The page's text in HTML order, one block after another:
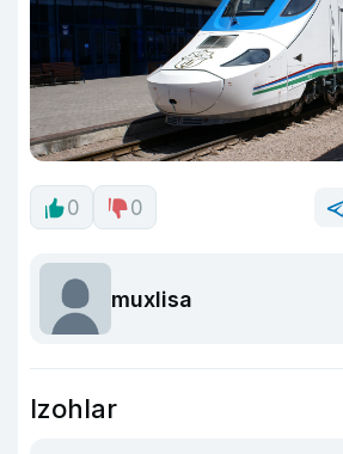
0 0
muxlisa
Izohlar